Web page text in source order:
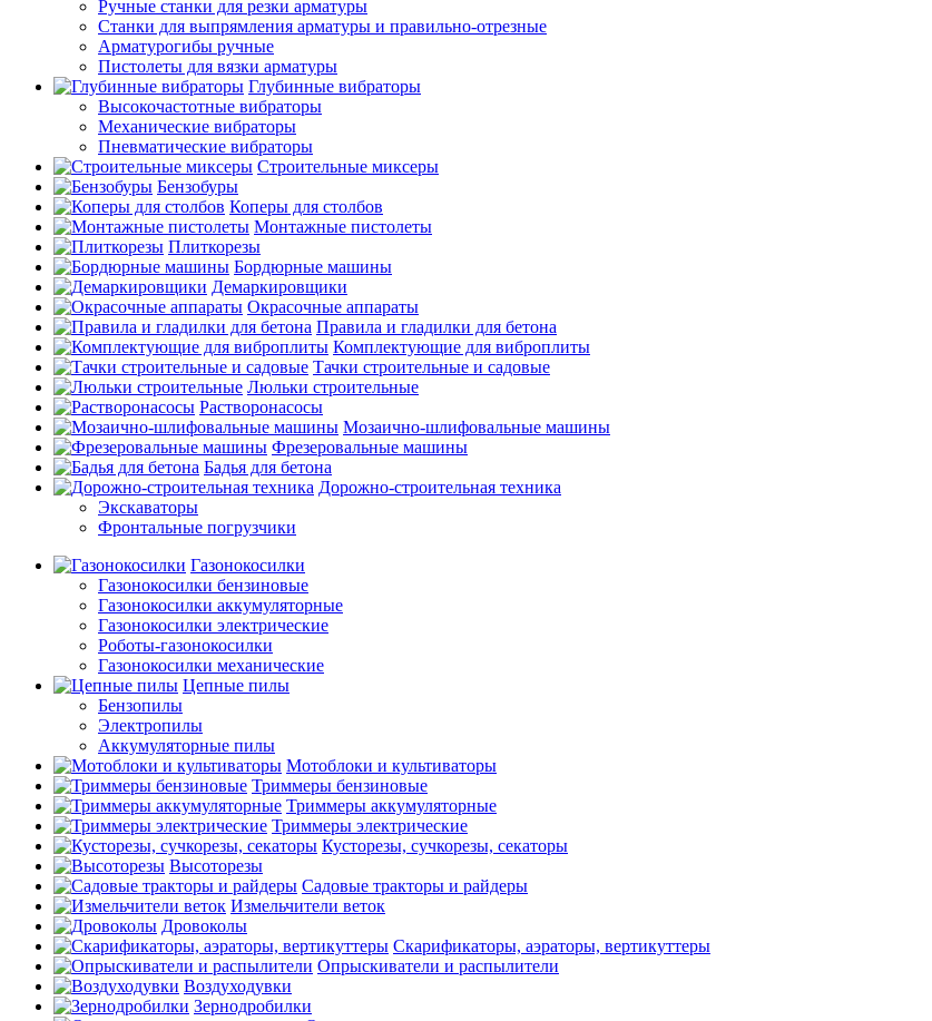
Ручные станки для резки арматуры
Станки для выпрямления арматуры и правильно-отрезные
Арматурогибы ручные
Пистолеты для вязки арматуры
Глубинные вибраторы
Высокочастотные вибраторы
Механические вибраторы
Пневматические вибраторы
Строительные миксеры
Бензобуры
Коперы для столбов
Монтажные пистолеты
Плиткорезы
Бордюрные машины
Демаркировщики
Окрасочные аппараты
Правила и гладилки для бетона
Комплектующие для виброплиты
Тачки строительные и садовые
Люльки строительные
Растворонасосы
Мозаично-шлифовальные машины
Фрезеровальные машины
Бадья для бетона
Дорожно-строительная техника
Экскаваторы
Фронтальные погрузчики
Газонокосилки
Газонокосилки бензиновые
Газонокосилки аккумуляторные
Газонокосилки электрические
Роботы-газонокосилки
Газонокосилки механические
Цепные пилы
Бензопилы
Электропилы
Аккумуляторные пилы
Мотоблоки и культиваторы
Триммеры бензиновые
Триммеры аккумуляторные
Триммеры электрические
Кусторезы, сучкорезы, секаторы
Высоторезы
Садовые тракторы и райдеры
Измельчители веток
Дровоколы
Скарификаторы, аэраторы, вертикуттеры
Опрыскиватели и распылители
Воздуходувки
Зернодробилки